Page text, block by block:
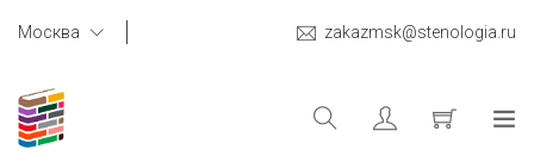
Москва zakazmsk@stenologia.ru